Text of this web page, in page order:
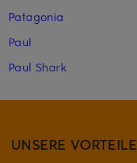
Patagonia
Paul
Paul Shark
UNSERE VORTEILE